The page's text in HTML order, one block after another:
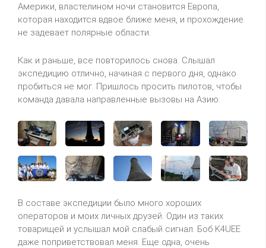
Америки, властелином ночи становится Европа,
которая находится вдвое ближе меня, и прохождение
не задевает полярные области.
Как и раньше, все повторилось снова. Слышал
экспедицию отлично, начиная с первого дня, однако
пробиться не мог. Пришлось просить пилотов, чтобы
команда давала направленные вызовы на Азию.
В составе экспедиции было много хороших
операторов и моих личных друзей. Один из таких
товарищей и услышал мой слабый сигнал. Боб K4UEE
даже поприветствовал меня. Еще одна, очень